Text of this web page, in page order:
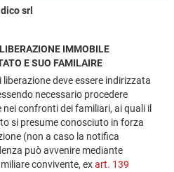
srl
IMMOBILE
E SUO FAMILAIRE
deve essere indirizzata
necessario procedere
confronti dei familiari, ai quali il
si presume conosciuto in forza
(non a caso la notifica
può avvenire mediante
convivente, exart. 139